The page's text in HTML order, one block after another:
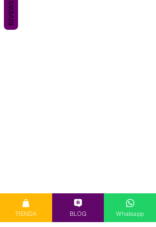
TIENDA BLOG Whatsapp
REVIEWS